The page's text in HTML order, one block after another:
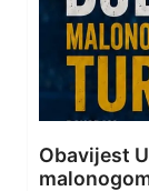
Obavijest